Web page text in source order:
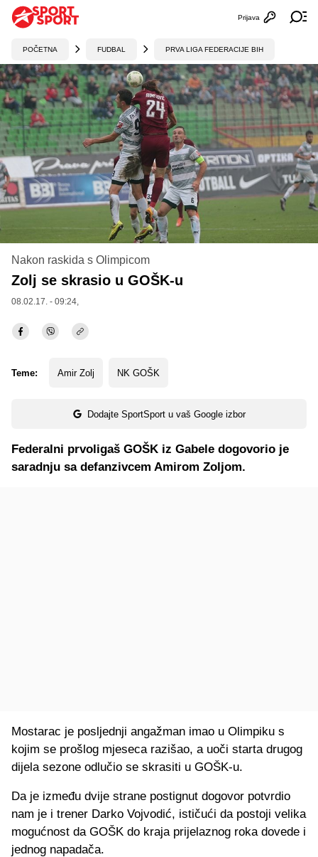
Otvori
Prijava
POČETNA FUDBAL PRVA LIGA FEDERACIJE BIH
Nakon raskida s Olimpicom
Zolj se skrasio u GOŠK-u
08.02.17. - 09:24,
Teme: Amir Zolj NK GOŠK
Dodajte SportSport u vaš Google izbor
Federalni prvoligaš GOŠK iz Gabele dogovorio je
saradnju sa defanzivcem Amirom Zoljom.
Mostarac je posljednji angažman imao u Olimpiku s
kojim se prošlog mjeseca razišao, a uoči starta drugog
dijela sezone odlučio se skrasiti u GOŠK-u.
Da je između dvije strane postignut dogovor potvrdio
nam je i trener Darko Vojvodić, ističući da postoji velika
mogućnost da GOŠK do kraja prijelaznog roka dovede i
jednog napadača.